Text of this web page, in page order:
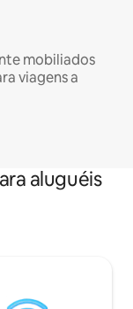
mobiliados
viagens a
aluguéis